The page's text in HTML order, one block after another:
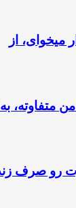
میخوای، از
متفاوته، به ا
رو صرف